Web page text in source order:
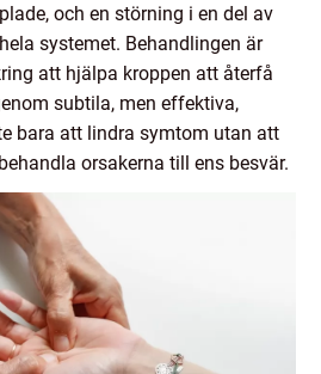
och en störning i en del av
systemet. Behandlingen är
att hjälpa kroppen att återfå
subtila, men effektiva,
bara att lindra symtom utan att
orsakerna till ens besvär.